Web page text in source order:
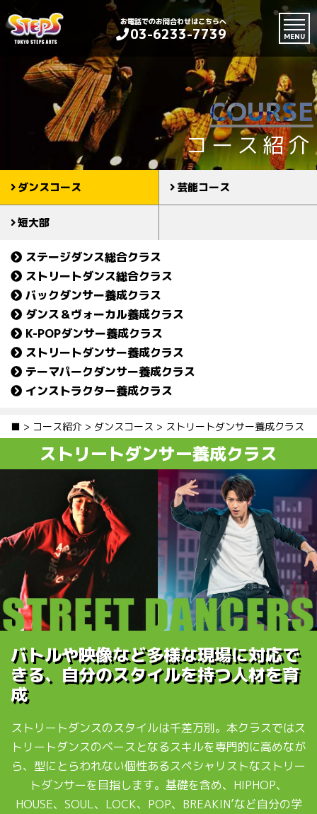
お電話でのお問合わせはこちらへ
03-6233-7739 MENU
COURSE
コース紹介
ダンスコース 芸能コース
短大部
ステージダンス総合クラス
ストリートダンス総合クラス
バックダンサー養成クラス
ダンス＆ヴォーカル養成クラス
K-POPダンサー養成クラス
ストリートダンサー養成クラス
テーマパークダンサー養成クラス
インストラクター養成クラス
■ > コース紹介 > ダンスコース > ストリートダンサー養成クラス
ストリートダンサー養成クラス
バトルや映像など多様な現場に対応で
きる、自分のスタイルを持つ人材を育
成
ストリートダンスのスタイルは千差万別。本クラスではス
トリートダンスのベースとなるスキルを専門的に高めなが
ら、型にとらわれない個性あるスペシャリストなストリー
トダンサーを目指します。基礎を含め、HIPHOP、
HOUSE、SOUL、LOCK、POP、BREAKIN’など自分の学